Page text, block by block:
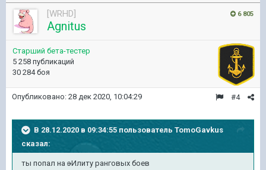
6 805
[WRHD]
Agnitus
Старший бета-тестер
5 258 публикаций
30 284 боя
#4
Опубликовано: 28 дек 2020, 10:04:29
В 28.12.2020 в 09:34:55 пользователь TomoGavkus
сказал:
ты попал на эИлиту ранговых боев